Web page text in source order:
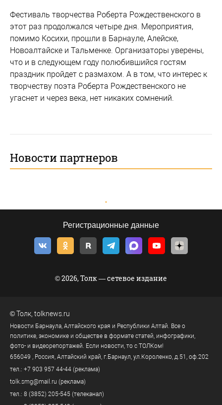
Фестиваль творчества Роберта Рождественского в
этот раз продолжался четыре дня. Мероприятия,
помимо Косихи, прошли в Барнауле, Алейске,
Новоалтайске и Тальменке. Организаторы уверены,
что и в следующем году полюбившийся гостям
праздник пройдет с размахом. А в том, что интерес к
творчеству поэта Роберта Рождественского не
угаснет и через века, нет никаких сомнений.
Новости партнеров
Регистрационные данные
© 2026, Толк — сетевое издание
©Толк tolknews.ru
Новости Барнаула, Алтайского края и Республики Алтай. Все о
политике, экономике и обществе в формате статей, инфографики,
фото- и видеорепортажей. Если новости, то с ТОЛКом!
656049 , Россия, Алтайский край, г.Барнаул, ул.Короленко, д.51, оф.202
тел.: +7 903 957 44-44 (реклама)
tolk.smg@mail.ru (реклама)
тел.: 8 (3852) 205-545 (телеканал)